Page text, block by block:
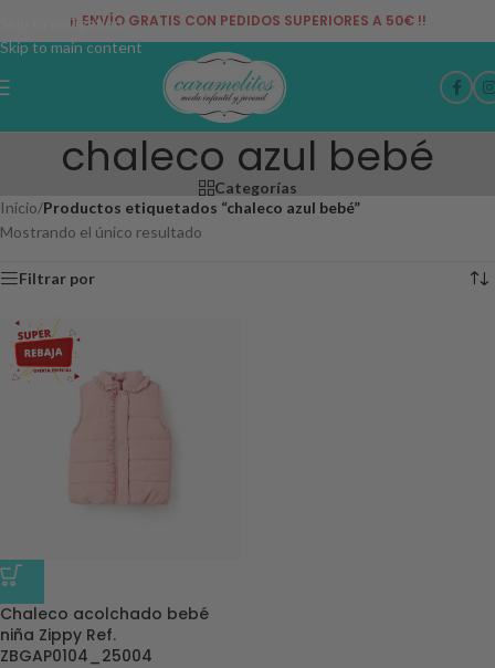
Skip to navigation
Skip to main content
¡¡ ENVÍO GRATIS CON PEDIDOS SUPERIORES A 50€ !!
chaleco azul bebé
Categorías
Inicio/Productos etiquetados “chaleco azul bebé”
Mostrando el único resultado
Filtrar por
-38%
Chaleco acolchado bebé
niña Zippy Ref.
ZBGAP0104_25004